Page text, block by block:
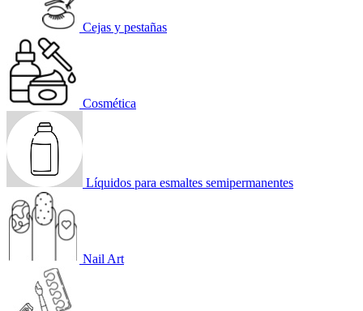
Cejas y pestañas
Cosmética
Líquidos para esmaltes semipermanentes
Nail Art